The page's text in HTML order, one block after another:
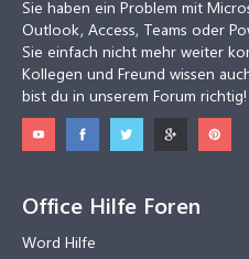
Sie haben ein Problem mit
Outlook, Access, Teams oder
Sie einfach nicht mehr weiter
Kollegen und Freund wissen
bist du in unserem Forum richtig!
Office Hilfe Foren
Word Hilfe